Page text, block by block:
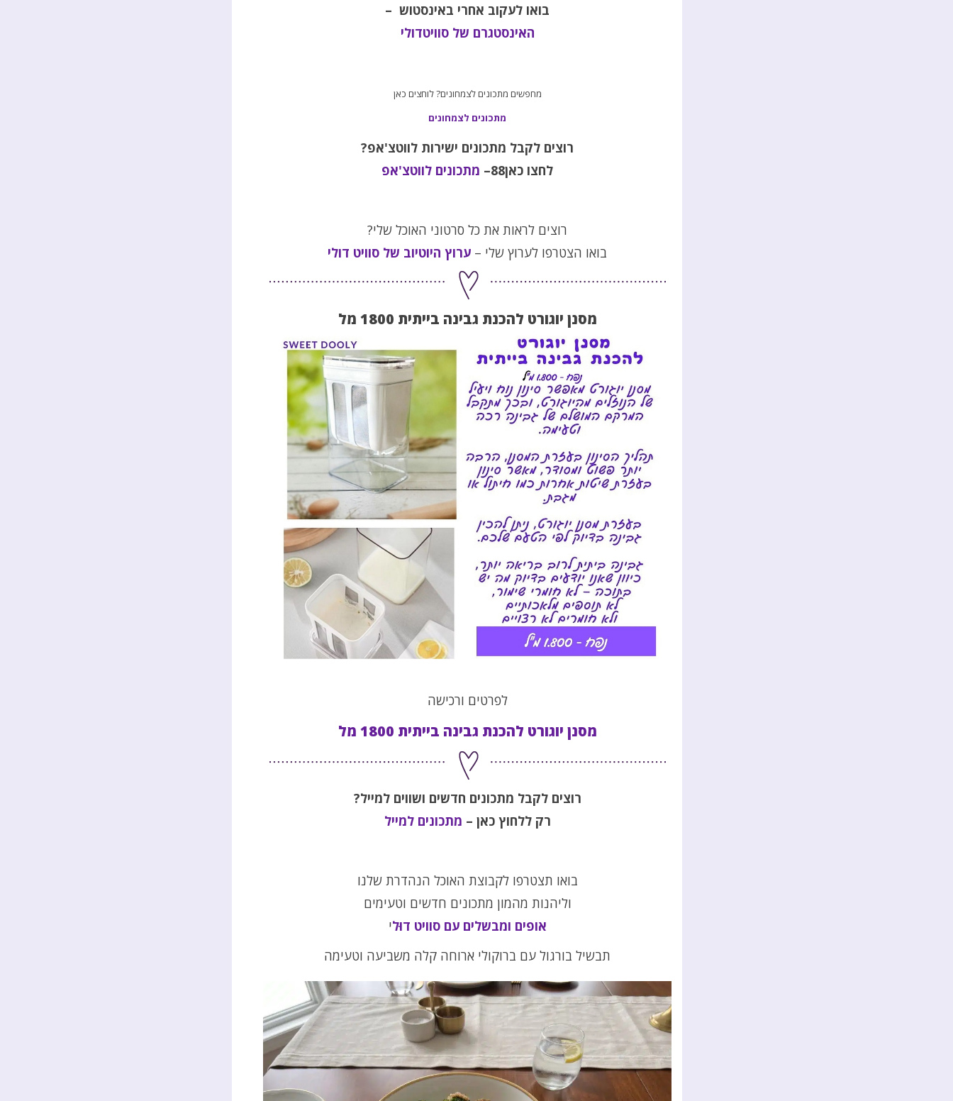
בואו לעקוב אחרי באינסטוש –
האינסטגרם של סוויטדולי
מחפשים מתכונים לצמחונים? לוחצים כאן
מתכונים לצמחונים
רוצים לקבל מתכונים ישירות לווטצ'אפ?
לחצו כאן88–
מתכונים לווטצ'אפ
רוצים לראות את כל סרטוני האוכל שלי?
בואו הצטרפו לערוץ שלי – ערוץ היוטיוב של סוויט דולי
מסנן יוגורט להכנת גבינה בייתית 1800 מל
לפרטים ורכישה
מסנן יוגורט להכנת גבינה בייתית 1800 מל
רוצים לקבל מתכונים חדשים ושווים למייל?
רק ללחוץ כאן – מתכונים למייל
בואו תצטרפו לקבוצת האוכל הנהדרת שלנו
וליהנות מהמון מתכונים חדשים וטעימים
אופים ומבשלים עם סוויט דוּלי
תבשיל בורגול עם ברוקולי ארוחה קלה משביעה וטעימה